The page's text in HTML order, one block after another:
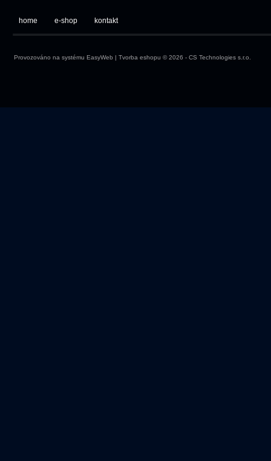
home e-shop kontakt
Provozováno na systému EasyWeb | Tvorba eshopu © 2026 - CS Technologies s.r.o.